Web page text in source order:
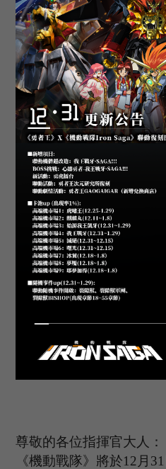
尊敬的各位指揮官大人：
《機動戰隊》將於12 月 31